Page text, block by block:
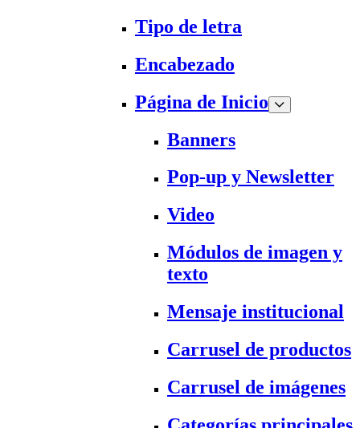
Tipo de letra
Encabezado
Página de Inicio
Banners
Pop-up y Newsletter
Video
Módulos de imagen y
texto
Mensaje institucional
Carrusel de productos
Carrusel de imágenes